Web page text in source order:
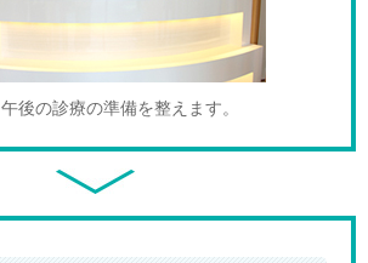
後の診療の準備を整えます。